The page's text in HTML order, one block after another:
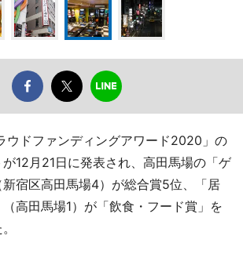
ウドファンディングアワード2020」の
12月21日に発表され、高田馬場の「ゲ
宿区高田馬場4）が総合賞5位、「居
高田馬場1）が「飲食・フード賞」を